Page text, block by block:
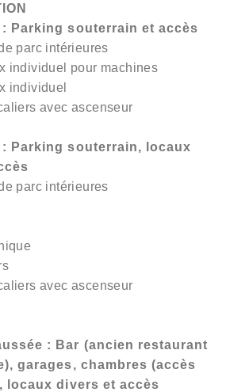
Parking souterrain et accès
parc intérieures
individuel pour machines
individuel
avec ascenseur
Parking souterrain, locaux
parc intérieures
avec ascenseur
: Bar (ancien restaurant
garages, chambres (accès
locaux divers et accès